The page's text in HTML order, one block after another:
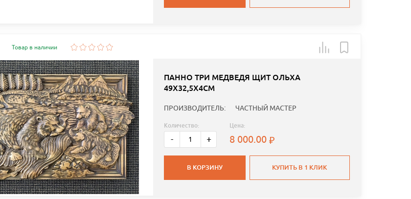
Товар в наличии
ПАННО ТРИ МЕДВЕДЯ ЩИТ ОЛЬХА
49Х32,5Х4СМ
ПРОИЗВОДИТЕЛЬ: ЧАСТНЫЙ МАСТЕР
Количество:
- +
Цена:
8 000.00
В КОРЗИНУ КУПИТЬ В 1 КЛИК